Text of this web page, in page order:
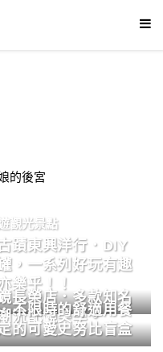
油太厚-鵝娘的後宮
觀光景點
蹟東興洋行．DIY
，一系列好玩有趣
樂乎！！
長榮店．多款知名
流配鏡美學。
不限時的舒適用餐
的可愛史努比盲盒